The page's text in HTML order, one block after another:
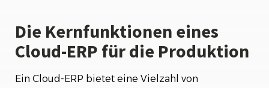
Die Kernfunktionen eines
Cloud-ERP für die Produktion
Ein Cloud-ERP bietet eine Vielzahl von